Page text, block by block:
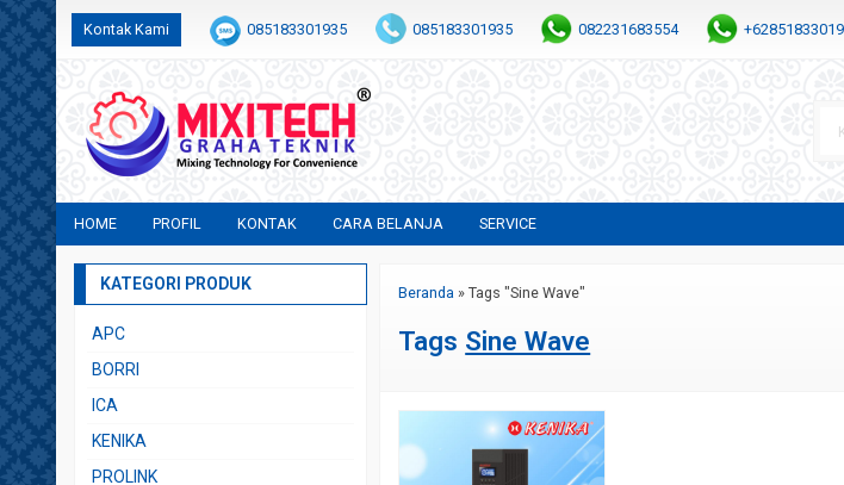
Kontak Kami 085183301935 085183301935 082231683554
HOME PROFIL KONTAK CARA BELANJA SERVICE
Beranda »Tags "Sine Wave"
Tags Sine Wave
KATEGORI PRODUK
APC
BORRI
ICA
KENIKA
PROLINK